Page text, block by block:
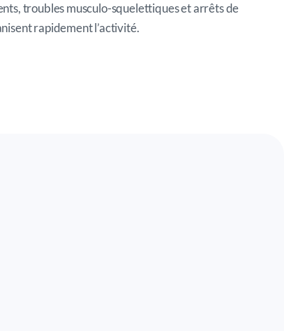
troubles musculo-squelettiques et arrêts de
rapidement l’activité.